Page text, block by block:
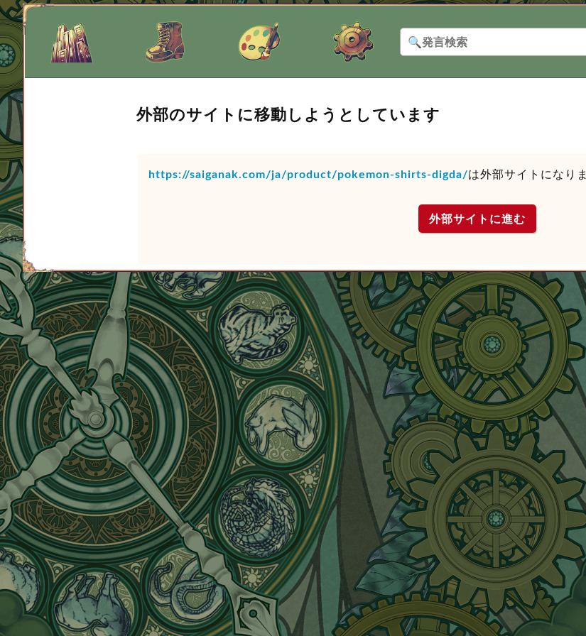
外部のサイトに移動しようとしています
https://saiganak.com/ja/product/pokemon-shirts-digda/は外部サイトになり
外部サイトに進む